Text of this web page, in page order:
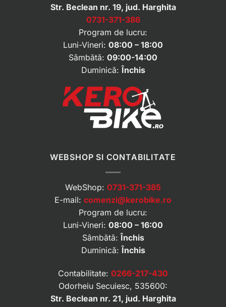
Str. Beclean nr. 19, jud. Harghita
0731-371-386
Program de lucru:
Luni-Vineri: 08:00 – 18:00
Sâmbătă: 09:00-14:00
Duminică:Închis
WEBSHOP SI CONTABILITATE
WebShop: 0731-371-385
E-mail: comenzi@kerobike.ro
Program de lucru:
Luni-Vineri: 08:00 – 16:00
Sâmbătă: Închis
Duminică: Închis
Contabilitate: 0266-217-430
Odorheiu Secuiesc, 535600:
Str. Beclean nr. 21, jud. Harghita